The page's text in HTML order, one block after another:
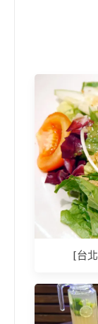
[台